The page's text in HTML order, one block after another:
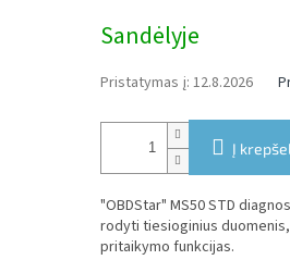
price:
Sandėlyje
Pristatymas į: 12.8.2026
Į
"OBDStar" MS50 STD
rodyti tiesioginius
pritaikymo funkcijas.